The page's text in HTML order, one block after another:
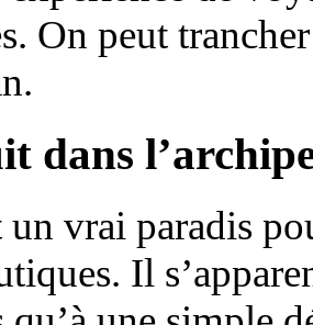
On peut
dans
vrai paradis
Il